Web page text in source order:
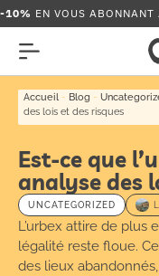
-10% EN VOUS
Accueil - Blog -
des lois et des risques
Est-ce que
analyse des
UNCATEGORIZED
L’urbex attire de plus
légalité reste floue.
des lieux